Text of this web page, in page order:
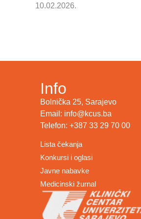
10.02.2026.
Info
Bolnička 25, Sarajevo
Email: info@kcus.ba
Telefon: +387 33 29 70 00
Lista čekanja
Konkursi i oglasi
Javne nabavke
Medicinski žurnal